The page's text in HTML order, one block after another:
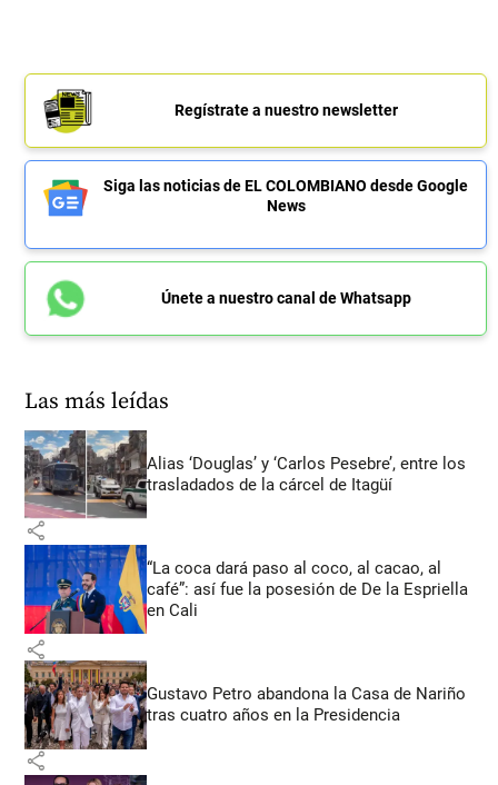
Regístrate a nuestro newsletter
Siga las noticias de EL COLOMBIANO desde Google
News
Únete a nuestro canal de Whatsapp
Las más leídas
Alias ‘Douglas’ y ‘Carlos Pesebre’, entre los
trasladados de la cárcel de Itagüí
share
“La coca dará paso al coco, al cacao, al
café”: así fue la posesión de De la Espriella
en Cali
share
Gustavo Petro abandona la Casa de Nariño
tras cuatro años en la Presidencia
share